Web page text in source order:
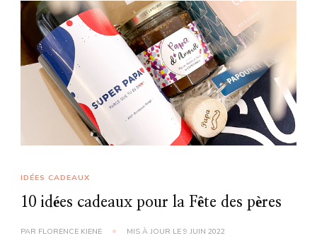
IDÉES CADEAUX
10 idées cadeaux pour la Fête des pères
PAR FLORENCE KIENE MIS À JOUR LE 9 JUIN 2022